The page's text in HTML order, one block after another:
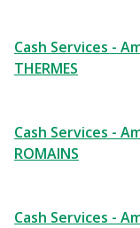
Cash Services -
THERMES
Cash Services -
ROMAINS
Cash Services -